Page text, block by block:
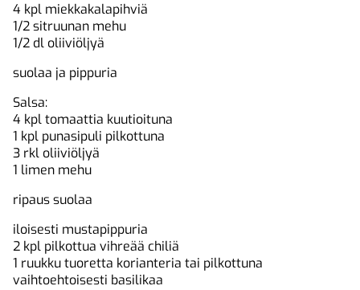
4 kpl miekkakalapihviä
1/2 sitruunan mehu
1/2 dl oliiviöljyä
suolaa ja pippuria
Salsa:
4 kpl tomaattia kuutioituna
1 kpl punasipuli pilkottuna
3 rkl oliiviöljyä
1 limen mehu
ripaus suolaa
iloisesti mustapippuria
2 kpl pilkottua vihreää chiliä
1 ruukku tuoretta korianteria tai pilkottuna
vaihtoehtoisesti basilikaa